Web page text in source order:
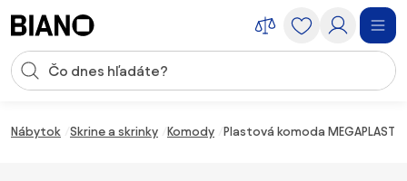
Vstup pre vyhľadávanie
Nábytok Skrine a skrinky Komody Plastová komoda MEGAPLAST